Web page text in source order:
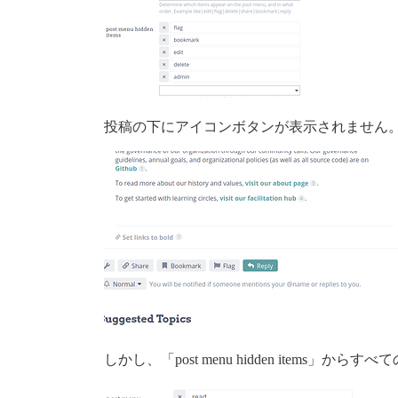
投稿の下にアイコンボタンが表示されません。
しかし、「post menu hidden items」からすべ